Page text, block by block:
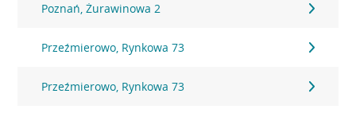
Poznań, Żurawinowa 2
Przeźmierowo, Rynkowa 73
Przeźmierowo, Rynkowa 73